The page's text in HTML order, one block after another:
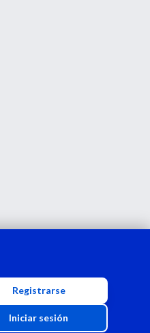
Registrarse
Iniciar sesión